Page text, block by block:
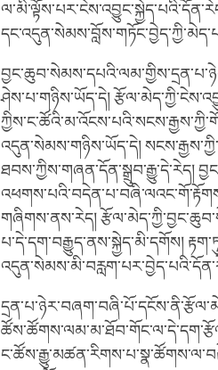
ཤེས་པ་གཉིས་ཡོད་དེ།
འདུན་སེམས་གཉིས་ཡོད་དེ།
ཐབས་ཀྱིས་གཞན་དོན་སྒྲུབ་རྒྱུ་དེ་རེད།
གཞིགས་ནས་རེད།
པ་དེ་དག་བརྒྱུད་ནས་སྐྱེད་མི་དགོས།